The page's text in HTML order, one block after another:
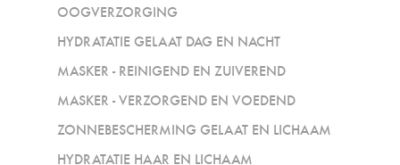
OOGVERZORGING
HYDRATATIE GELAAT DAG EN NACHT
MASKER - REINIGEND EN ZUIVEREND
MASKER - VERZORGEND EN VOEDEND
ZONNEBESCHERMING GELAAT EN LICHAAM
HYDRATATIE HAAR EN LICHAAM